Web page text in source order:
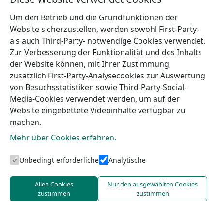
Touristeninformation von Talsi
Um den Betrieb und die Grundfunktionen der
Website sicherzustellen, werden sowohl First-Party-
als auch Third-Party- notwendige Cookies verwendet.
Zur Verbesserung der Funktionalität und des Inhalts
der Website können, mit Ihrer Zustimmung,
zusätzlich First-Party-Analysecookies zur Auswertung
von Besuchsstatistiken sowie Third-Party-Social-
Media-Cookies verwendet werden, um auf der
Website eingebettete Videoinhalte verfügbar zu
machen.
Mehr über Cookies erfahren.
Unbedingt erforderliche Analytische
Allen Cookies
zustimmen
Nur den ausgewählten Cookies
zustimmen